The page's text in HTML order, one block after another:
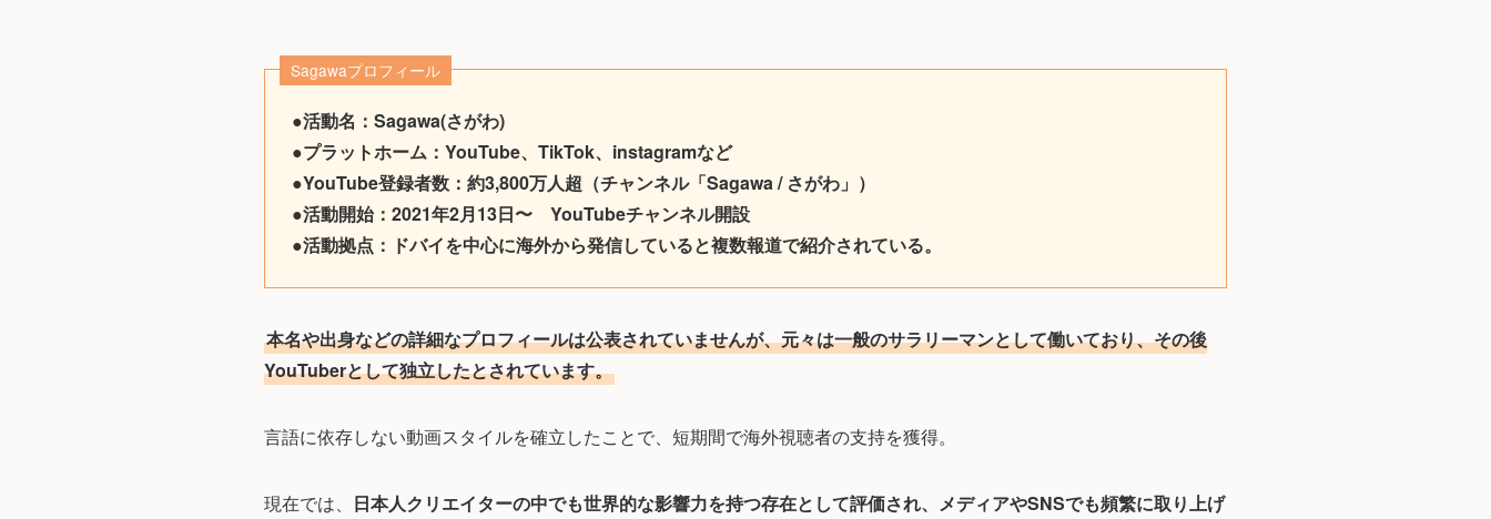
Sagawaプロフィール
●活動名：Sagawa(さがわ)
●プラットホーム：YouTube、TikTok、instagramなど
●YouTube登録者数：約3,800万人超（チャンネル「Sagawa / さがわ」）
●活動開始：2021年2月13日〜 YouTubeチャンネル開設
●活動拠点：ドバイを中心に海外から発信していると複数報道で紹介されている。
本名や出身などの詳細なプロフィールは公表されていませんが、元々は一般のサラリーマンとして働いており、その後
YouTuberとして独立したとされています。
言語に依存しない動画スタイルを確立したことで、短期間で海外視聴者の支持を獲得。
現在では、 日本人クリエイターの中でも世界的な影響力を持つ存在として評価され、メディアやSNSでも頻繁に取り上げ